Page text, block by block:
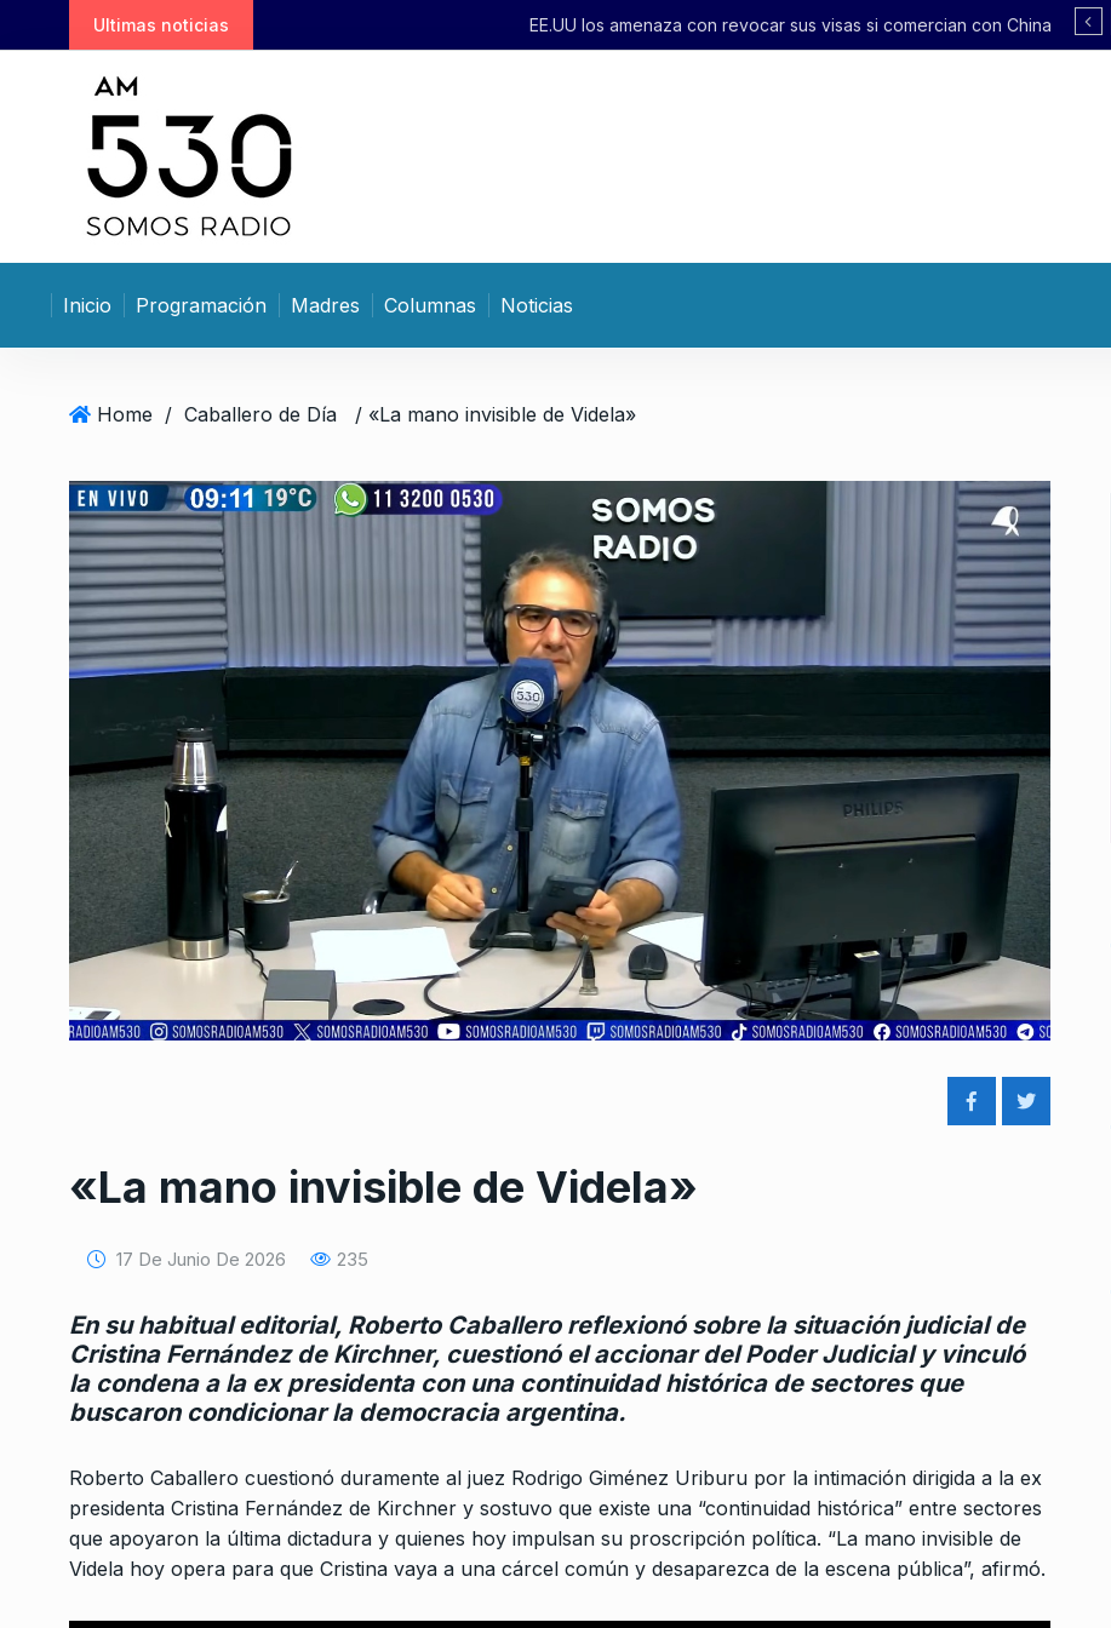
k
n
Ultimas noticias EE.UU los amenaza con revocar sus visas si comercian con China
Inicio Programación Madres Columnas Noticias
Home / Caballero de Día / «La mano invisible de Videla»
«La mano invisible de Videla»
17 De Junio De 2026 235
En su habitual editorial, Roberto Caballero reflexionó sobre la situación judicial de
Cristina Fernández de Kirchner, cuestionó el accionar del Poder Judicial y vinculó
la condena a la ex presidenta con una continuidad histórica de sectores que
buscaron condicionar la democracia argentina.
Roberto Caballero cuestionó duramente al juez Rodrigo Giménez Uriburu por la intimación dirigida a la ex
presidenta Cristina Fernández de Kirchner y sostuvo que existe una “continuidad histórica” entre sectores
que apoyaron la última dictadura y quienes hoy impulsan su proscripción política. “La mano invisible de
Videla hoy opera para que Cristina vaya a una cárcel común y desaparezca de la escena pública”, afirmó.
1
Tognetti, Sztulwark, Horowicz y
Fernando Rosso
SIEMPRE ES HOY
27 De Noviembre De
2024
2
«Karina y Javier Milei son
marionetas que están robándole
al…
CABALLERO DE DÍA
26 De Agosto De
8
paga
COLUMNAS 1 De Septiembre De 2025
9
durmiendo en los subtes”
ALERTA! 17 De Julio De 2024
Agustín Rossi: «Todos los